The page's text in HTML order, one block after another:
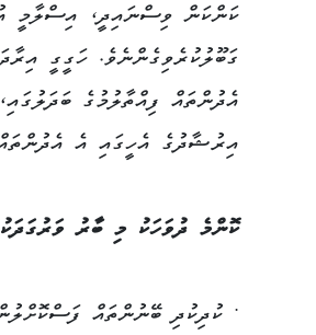
ކަންކަން ވިސްނައިދީ، އިސްލާމީ
ގަބޫލުކުރެވިގެންނެވެ. ހަގީގީ
އެދުންތައް ފިއްތާލުމުގެ
އިރުޝާދުގެ އެހީގައި އެ
ކޮންމެ ދުވަހަކު މި ބާރު
• ކުދިކުދި ބޭނުންތައް